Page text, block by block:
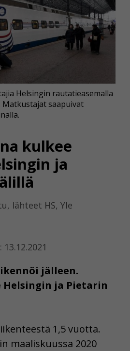
kulkee
ja
lähteet HS, Yle
jälleen.
Helsingin ja Pietarin
Helsingin rautatieasemalla
Matkustajat saapuivat
1,5 vuotta.
maaliskuussa 2020